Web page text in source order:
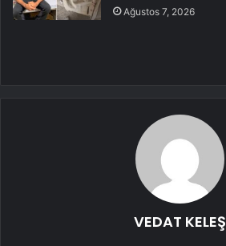
Ağustos 7, 2026
VEDAT KELEŞ